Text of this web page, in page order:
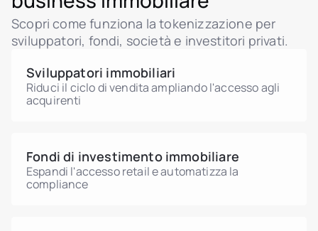
Una tassa di trasferimento immobiliare del 3%
si applica alla maggior parte degli acquisti di
seconda mano, e una nuova imposta annuale
in vigore nel 2025. Consulta un consulente
fiscale croato per verificare il trattamento di
una partecipazione tokenizzata.
KYC/AML integrati e trasferimenti secondari
gestiti on-chain. Con MiCA ora in vigore e
HANFA che rilascia licenze ai fornitori, il
quadro per ulteriori offerte tokenizzate è
operativo.
Scopri come funziona la tokenizzazione per
sviluppatori, fondi, società e investitori privati.
Sviluppatori immobiliari
Riduci il ciclo di vendita ampliando l'accesso agli
acquirenti
Fondi di investimento immobiliare
Espandi l'accesso retail e automatizza la
compliance
Come funziona la
Piattaforma
Chi siamo
Prezzi